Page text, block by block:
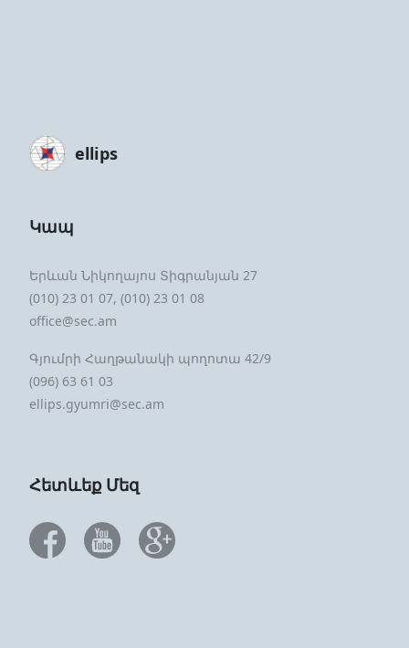
ellips
Կապ
Երևան Նիկողայոս Տիգրանյան 27
(010) 23 01 07, (010) 23 01 08
office@sec.am
Գյումրի Հաղթանակի պողոտա 42/9
(096) 63 61 03
ellips.gyumri@sec.am
Հետևեք Մեզ